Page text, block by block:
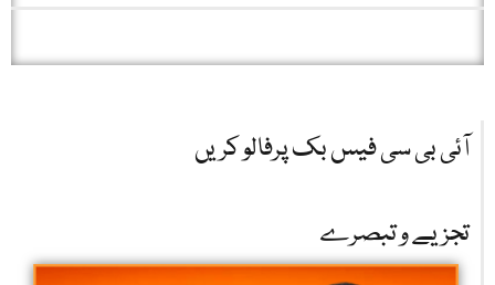
آئی بی سی فیس بک پرفالو کریں
تجزیے و تبصرے